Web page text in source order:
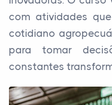
com atividades
cotidiano
para tomar
constantes